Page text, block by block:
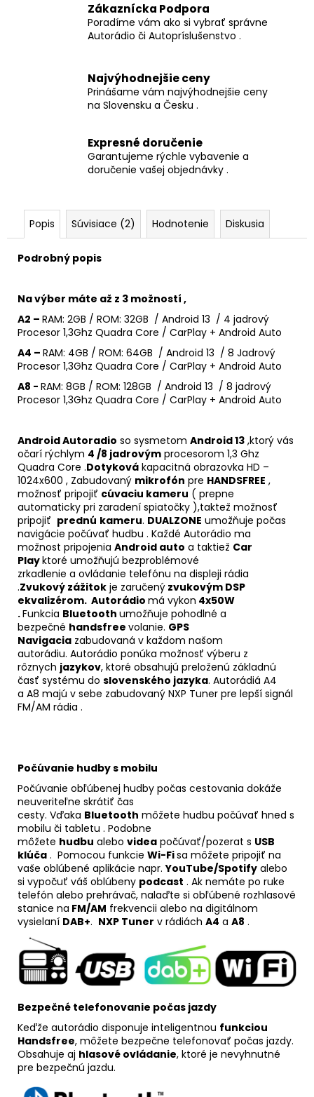
Zákaznícka Podpora
Poradíme vám ako si vybrať správne
Autorádio či Autopríslušenstvo .
Najvýhodnejšie ceny
Prinášame vám najvýhodnejšie ceny
na Slovensku a Česku .
Expresné doručenie
Garantujeme rýchle vybavenie a
doručenie vašej objednávky .
Popis Súvisiace (2) Hodnotenie Diskusia
Podrobný popis
Na výber máte až z 3 možností ,
A2 – RAM: 2GB / ROM: 32GB / Android 13 / 4 jadrový
Procesor 1,3Ghz Quadra Core / CarPlay + Android Auto
A4 – RAM: 4GB / ROM: 64GB / Android 13 / 8 Jadrový
Procesor 1,3Ghz Quadra Core / CarPlay + Android Auto
A8 - RAM: 8GB / ROM: 128GB / Android 13 / 8 jadrový
Procesor 1,3Ghz Quadra Core / CarPlay + Android Auto
Android Autoradio so sysmetom Android 13 ,ktorý vás
očarí rýchlym 4 /8 jadrovým procesorom 1,3 Ghz
Quadra Core .Dotyková kapacitná obrazovka HD –
1024x600 , Zabudovaný mikrofón pre HANDSFREE ,
možnosť pripojiť cúvaciu kameru ( prepne
automaticky pri zaradení spiatočky ),taktež možnosť
pripojiť prednú kameru. DUALZONE umožňuje počas
navigácie počúvať hudbu . Každé Autorádio ma
možnost pripojenia Android auto a taktiež Car
Playktoré umožňujú bezproblémové
zrkadlenie a ovládanie telefónu na displeji rádia
.Zvukový zážitok je zaručený zvukovým DSP
ekvalizérom. Autorádio má vykon 4x50W
.Funkcia Bluetooth umožňuje pohodlné a
bezpečné handsfree volanie. GPS
Navigacia zabudovaná v každom našom
autorádiu. Autorádio ponúka možnosť výberu z
rôznych jazykov, ktoré obsahujú preloženú základnú
časť systému do slovenského jazyka. Autorádiá A4
a A8 majú v sebe zabudovaný NXP Tuner pre lepší signál
FM/AM rádia .
Počúvanie hudby s mobilu
Počúvanie obľúbenej hudby počas cestovania dokáže
neuveriteľne skrátiť čas
cesty. Vďaka Bluetooth môžete hudbu počúvať hned s
mobilu či tabletu . Podobne
môžete hudbu alebo videa počúvať/pozerat s USB
klúča . Pomocou funkcie Wi-Fisa môžete pripojiť na
vaše oblúbené aplikácie napr.YouTube/Spotify alebo
si vypočuť váš oblúbeny podcast . Ak nemáte po ruke
telefón alebo prehrávač, nalaďte si obľúbené rozhlasové
stanice na FM/AM frekvencii alebo na digitálnom
vysielaní DAB+. NXP Tuner v rádiách A4 a A8 .
Bezpečné telefonovanie počas jazdy
Keďže autorádio disponuje inteligentnou funkciou
Handsfree, môžete bezpečne telefonovať počas jazdy.
Obsahuje aj hlasové ovládanie, ktoré je nevyhnutné
pre bezpečnú jazdu.